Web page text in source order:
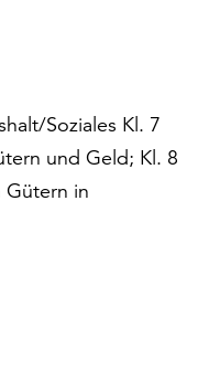
Soziales Kl. 7
und Geld; Kl. 8
Gütern in